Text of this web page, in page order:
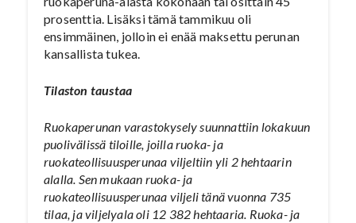
prosenttia. Lisäksi tämä tammikuu oli
ensimmäinen, jolloin ei enää maksettu perunan
kansallista tukea.
Tilaston taustaa
Ruokaperunan varastokysely suunnattiin lokakuun
puolivälissä tiloille, joilla ruoka- ja
ruokateollisuusperunaa viljeltiin yli 2 hehtaarin
alalla. Sen mukaan ruoka- ja
ruokateollisuusperunaa viljeli tänä vuonna 735
tilaa, ja viljelyala oli 12 382 hehtaaria. Ruoka- ja